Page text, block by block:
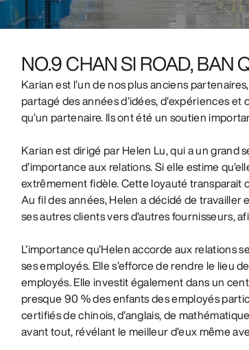
NO.9 CHAN SI ROAD, BAN
Karian est l’un de nos plus anciens
partagé des années d’idées, d’expériences
qu’un partenaire. Ils ont été un soutien
Karian est dirigé par Helen Lu, qui a un grand
d’importance aux relations. Si elle estime
extrêmement fidèle. Cette loyauté
Au fil des années, Helen a décidé de
ses autres clients vers d’autres fournisseurs,
L’importance qu’Helen accorde aux
ses employés. Elle s’efforce de rendre le lieu
employés. Elle investit également dans un
presque 90 % des enfants des employés
certifiés de chinois, d’anglais, de
avant tout, révélant le meilleur d’eux même